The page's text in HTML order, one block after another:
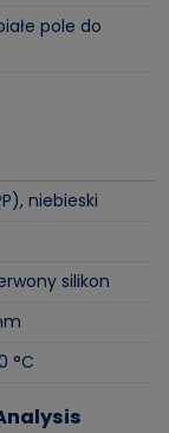
pole do
niebieski
silikon
°C